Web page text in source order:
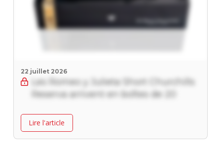
22 juillet 2026
Les Romeo y Julieta Short Churchills
Reserva arrivent en boîtes de 20
Lire l'article